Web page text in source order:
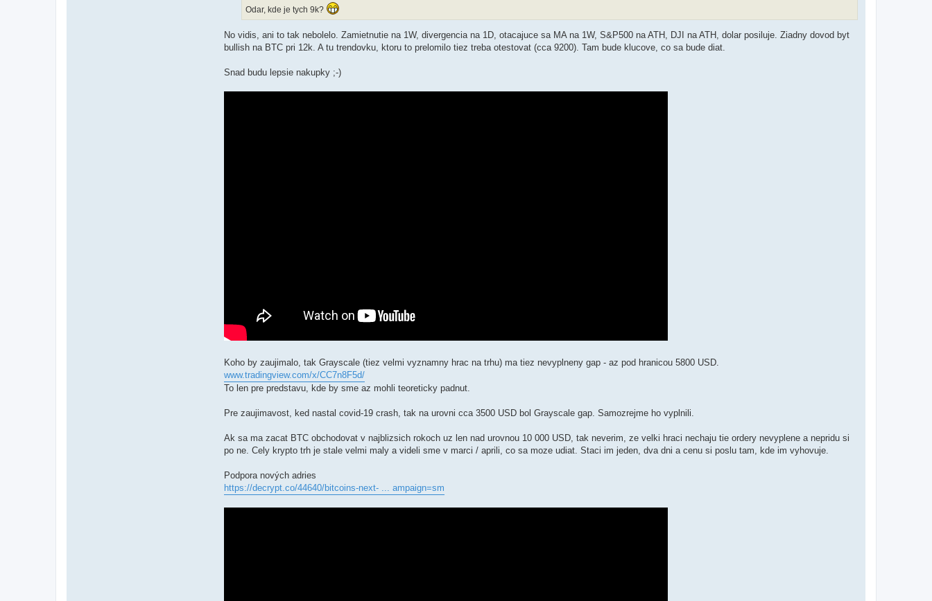
Odar, kde je tych 9k?
No vidis, ani to tak nebolelo. Zamietnutie na 1W, divergencia na 1D, otacajuce sa MA na 1W, S&P500 na ATH, DJI na ATH, dolar posiluje. Ziadny dovod byt
bullish na BTC pri 12k. A tu trendovku, ktoru to prelomilo tiez treba otestovat (cca 9200). Tam bude klucove, co sa bude diat.
Snad budu lepsie nakupky ;-)
Koho by zaujimalo, tak Grayscale (tiez velmi vyznamny hrac na trhu) ma tiez nevyplneny gap - az pod hranicou 5800 USD.
www.tradingview.com/x/CC7n8F5d/
To len pre predstavu, kde by sme az mohli teoreticky padnut.
Pre zaujimavost, ked nastal covid-19 crash, tak na urovni cca 3500 USD bol Grayscale gap. Samozrejme ho vyplnili.
Ak sa ma zacat BTC obchodovat v najblizsich rokoch uz len nad urovnou 10 000 USD, tak neverim, ze velki hraci nechaju tie ordery nevyplene a nepridu si
po ne. Cely krypto trh je stale velmi maly a videli sme v marci / aprili, co sa moze udiat. Staci im jeden, dva dni a cenu si poslu tam, kde im vyhovuje.
Podpora nových adries
https://decrypt.co/44640/bitcoins-next- ... ampaign=sm